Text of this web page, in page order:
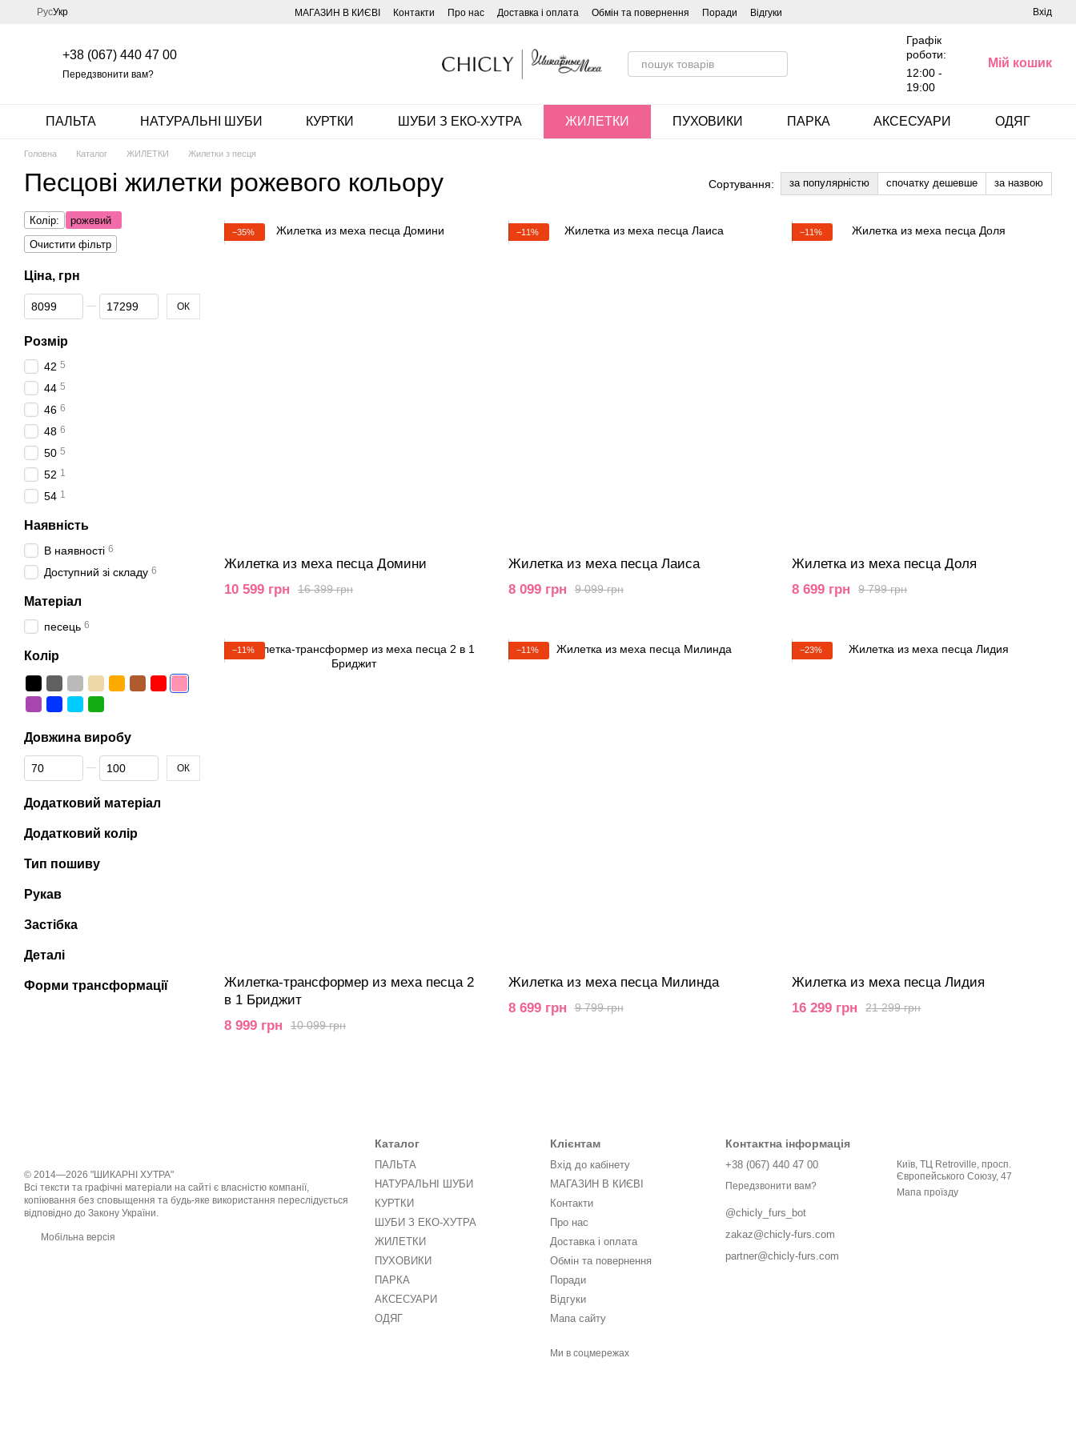
Перейти до основного контенту
РусУкр МАГАЗИН В КИЄВІ Контакти Про нас Доставка і оплата Обмін та повернення Поради Відгуки Вхід
+38 (067) 440 47 00
Передзвонити вам?
Графік
роботи:
12:00 -
19:00
Мій кошик
ПАЛЬТА НАТУРАЛЬНІ ШУБИ КУРТКИ ШУБИ З ЕКО-ХУТРА ЖИЛЕТКИ ПУХОВИКИ ПАРКА АКСЕСУАРИ ОДЯГ
Головна Каталог ЖИЛЕТКИ Жилетки з песця
Песцові жилетки рожевого кольору Сортування: за популярністю спочатку дешевше за назвою
−35%
Жилетка из меха песца Домини
16 399 грн
10 599 грн
−11%
Жилетка из меха песца Лаиса
9 099 грн
8 099 грн
−11%
Жилетка из меха песца Доля
9 799 грн
8 699 грн
−11%
Жилетка-трансформер из меха песца 2
в 1 Бриджит
10 099 грн
8 999 грн
−11%
Жилетка из меха песца Милинда
9 799 грн
8 699 грн
−23%
Жилетка из меха песца Лидия
21 299 грн
16 299 грн
Колір:
рожевий
Очистити фільтр
Ціна, грн
Від Ціна, грн
До Ціна, грн ОК
Розмір
42 5
44 5
46 6
48 6
50 5
52 1
54 1
Наявність
В наявності 6
Доступний зі складу 6
Матеріал
песець 6
Колір
Довжина виробу
Від Довжина виробу
До Довжина виробу ОК
Додатковий матеріал
Додатковий колір
Тип пошиву
Рукав
Застібка
Деталі
Форми трансформації
© 2014—2026 "ШИКАРНІ ХУТРА"
Всі тексти та графічні матеріали на сайті є власністю компанії,
копіювання без сповыщення та будь-яке використання переслідується
відповідно до Закону України.
Мобільна версія
Каталог
ПАЛЬТА
НАТУРАЛЬНІ ШУБИ
КУРТКИ
ШУБИ З ЕКО-ХУТРА
ЖИЛЕТКИ
ПУХОВИКИ
ПАРКА
АКСЕСУАРИ
ОДЯГ
Клієнтам
Вхід до кабінету
МАГАЗИН В КИЄВІ
Контакти
Про нас
Доставка і оплата
Обмін та повернення
Поради
Відгуки
Мапа сайту
Ми в соцмережах
Контактна інформація
+38 (067) 440 47 00
Передзвонити вам?
@chicly_furs_bot
zakaz@chicly-furs.com
partner@chicly-furs.com
Київ, ТЦ Retroville, просп.
Європейського Союзу, 47
Мапа проїзду